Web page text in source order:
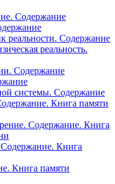
Содержание
реальности. Содержание
реальность.
Содержание
системы. Содержание
Книга памяти
Содержание. Книга
Книга
Книга памяти